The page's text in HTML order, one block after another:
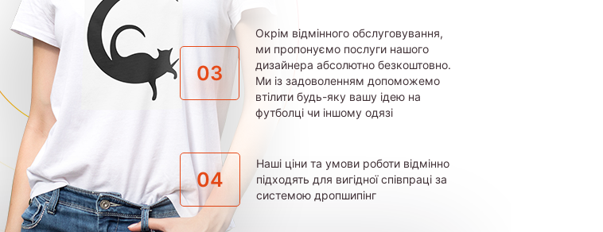
03
Окрім відмінного обслуговування,
ми пропонуємо послуги нашого
дизайнера абсолютно безкоштовно.
Ми із задоволенням допоможемо
втілити будь-яку вашу ідею на
футболці чи іншому одязі
04
Наші ціни та умови роботи відмінно
підходять для вигідної співпраці за
системою дропшипінг